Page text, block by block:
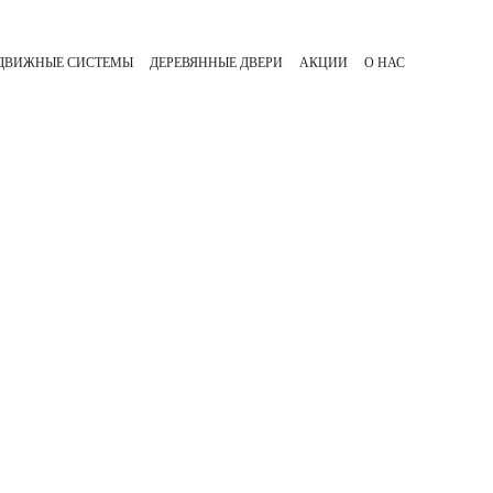
СИСТЕМЫ ДЕРЕВЯННЫЕ ДВЕРИ АКЦИИ О НАС